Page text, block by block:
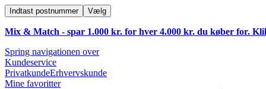
Indtast postnummer Vælg
Mix & Match - spar 1.000 kr. for hver 4.000 kr. du køber for.
Spring navigationen over
Kundeservice
PrivatkundeErhvervskunde
Mine favoritter